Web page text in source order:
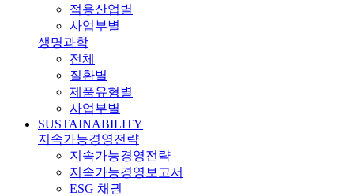
적용산업별
사업부별
생명과학
전체
질환별
제품유형별
사업부별
SUSTAINABILITY
지속가능경영전략
지속가능경영전략
지속가능경영보고서
ESG 채권